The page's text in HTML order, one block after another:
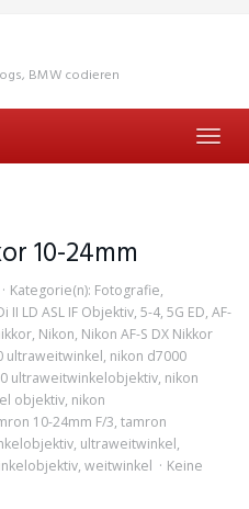
BMW codieren
10-24mm
Kategorie(n): Fotografie,
II LD ASL IF Objektiv, 5-4, 5G ED, AF-
, Nikon, Nikon AF-S DX Nikkor
ultraweitwinkel, nikon d7000
ultraweitwinkelobjektiv, nikon
objektiv, nikon
10-24mm F/3, tamron
, ultraweitwinkel,
, weitwinkel
Keine